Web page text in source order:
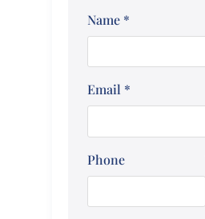
Name *
Email *
Phone